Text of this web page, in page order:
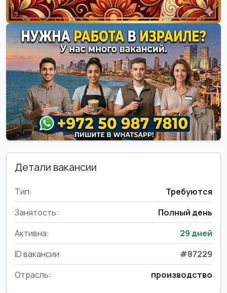
Детали вакансии
Тип:
Требуются
Занятость:
Полный день
Активна:
29 дней
ID вакансии:
#87229
Отрасль:
производство